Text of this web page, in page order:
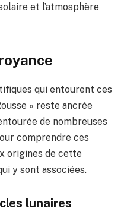
et l’atmosphère
qui entourent ces
» reste ancrée
de nombreuses
comprendre ces
origines de cette
y sont associées.
lunaires